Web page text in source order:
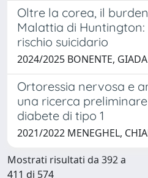
Oltre la corea, il
Malattia di Huntington:
rischio suicidario
2024/2025 BONENTE, GIADA
Ortoressia nervosa e
una ricerca
diabete di tipo 1
2021/2022 MENEGHEL,
Mostrati risultati da 392 a
411 di 574